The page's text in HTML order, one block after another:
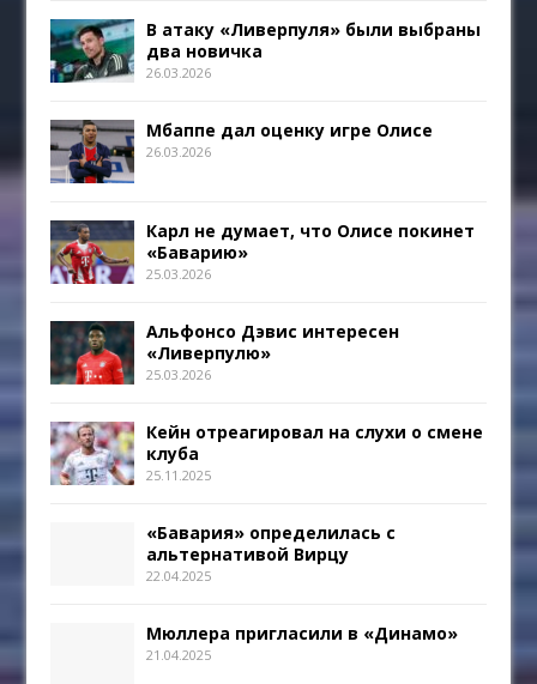
В атаку «Ливерпуля» были выбраны
два новичка
26.03.2026
Мбаппе дал оценку игре Олисе
26.03.2026
Карл не думает, что Олисе покинет
«Баварию»
25.03.2026
Альфонсо Дэвис интересен
«Ливерпулю»
25.03.2026
Кейн отреагировал на слухи о смене
клуба
25.11.2025
«Бавария» определилась с
альтернативой Вирцу
22.04.2025
Мюллера пригласили в «Динамо»
21.04.2025